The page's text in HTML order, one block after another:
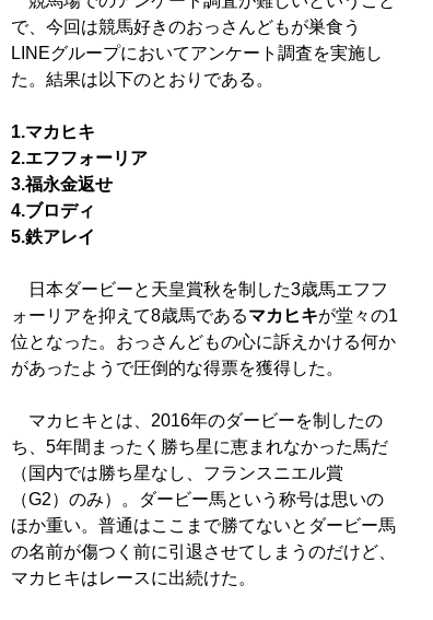
で、今回は競馬好きのおっさんどもが巣食う
LINEグループにおいてアンケート調査を実施し
た。結果は以下のとおりである。
1.マカヒキ
2.エフフォーリア
3.福永金返せ
4.ブロディ
5.鉄アレイ
日本ダービーと天皇賞秋を制した3歳馬エフフ
ォーリアを抑えて8歳馬であるマカヒキが堂々の1
位となった。おっさんどもの心に訴えかける何か
があったようで圧倒的な得票を獲得した。
マカヒキとは、2016年のダービーを制したの
ち、5年間まったく勝ち星に恵まれなかった馬だ
（国内では勝ち星なし、フランスニエル賞
（G2）のみ）。ダービー馬という称号は思いの
ほか重い。普通はここまで勝てないとダービー馬
の名前が傷つく前に引退させてしまうのだけど、
マカヒキはレースに出続けた。